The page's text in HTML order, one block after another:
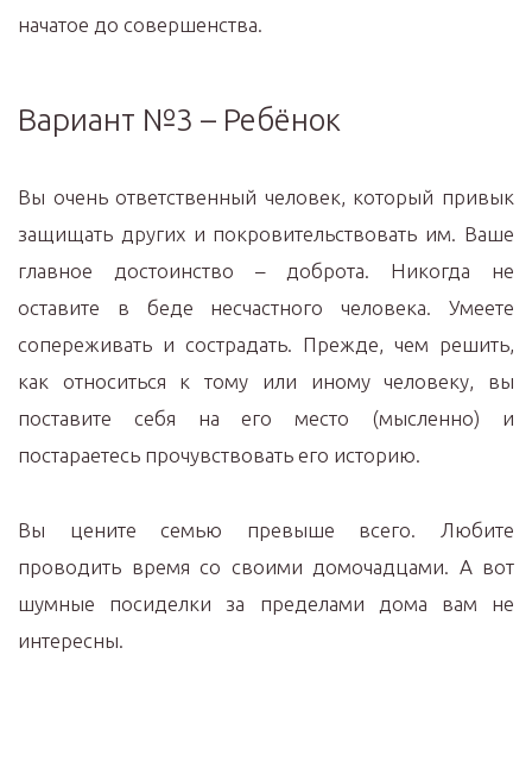
начатое до совершенства.
Вариант №3 – Ребёнок
Вы очень ответственный человек, который привык
защищать других и покровительствовать им. Ваше
главное достоинство – доброта. Никогда не
оставите в беде несчастного человека. Умеете
сопереживать и сострадать. Прежде, чем решить,
как относиться к тому или иному человеку, вы
поставите себя на его место (мысленно) и
постараетесь прочувствовать его историю.
Вы цените семью превыше всего. Любите
проводить время со своими домочадцами. А вот
шумные посиделки за пределами дома вам не
интересны.